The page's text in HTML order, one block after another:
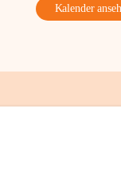
Kalender